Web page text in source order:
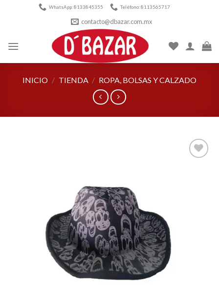
WhatsApp: 8133845355 Teléfono: 8113565717
contacto@dbazar.com.mx
INICIO / TIENDA / ROPA, BOLSAS Y CALZADO